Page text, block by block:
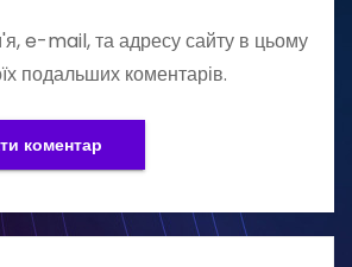
e-mail, та адресу сайту в цьому
подальших коментарів.